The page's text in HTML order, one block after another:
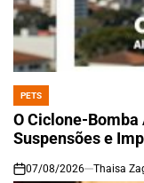
POSTED
IN
PETS
O Ciclone-
Suspensões e
on
07/08/2026 Thaisa